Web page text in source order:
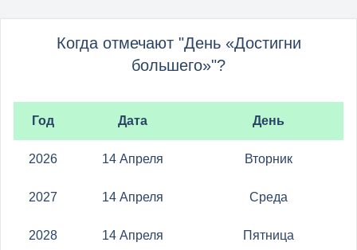
Когда отмечают "День «Достигни
большего»"?
Год Дата День
2026 14 Апреля Вторник
2027 14 Апреля Среда
2028 14 Апреля Пятница